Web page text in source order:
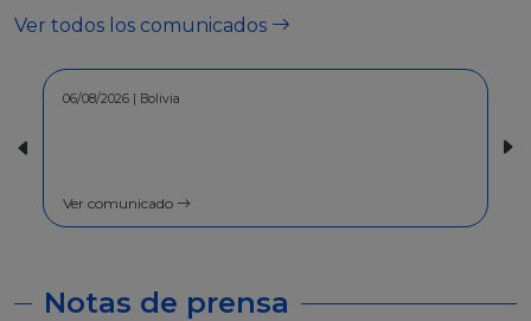
Ver todos los comunicados
30/07/2026 | Bolivia
Ver comunicado
Notas de prensa